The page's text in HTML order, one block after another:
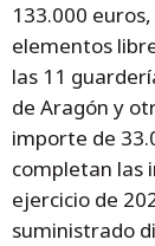
133.000
elementos
las 11
de Aragón y
importe de
completan las
ejercicio de
suministrado